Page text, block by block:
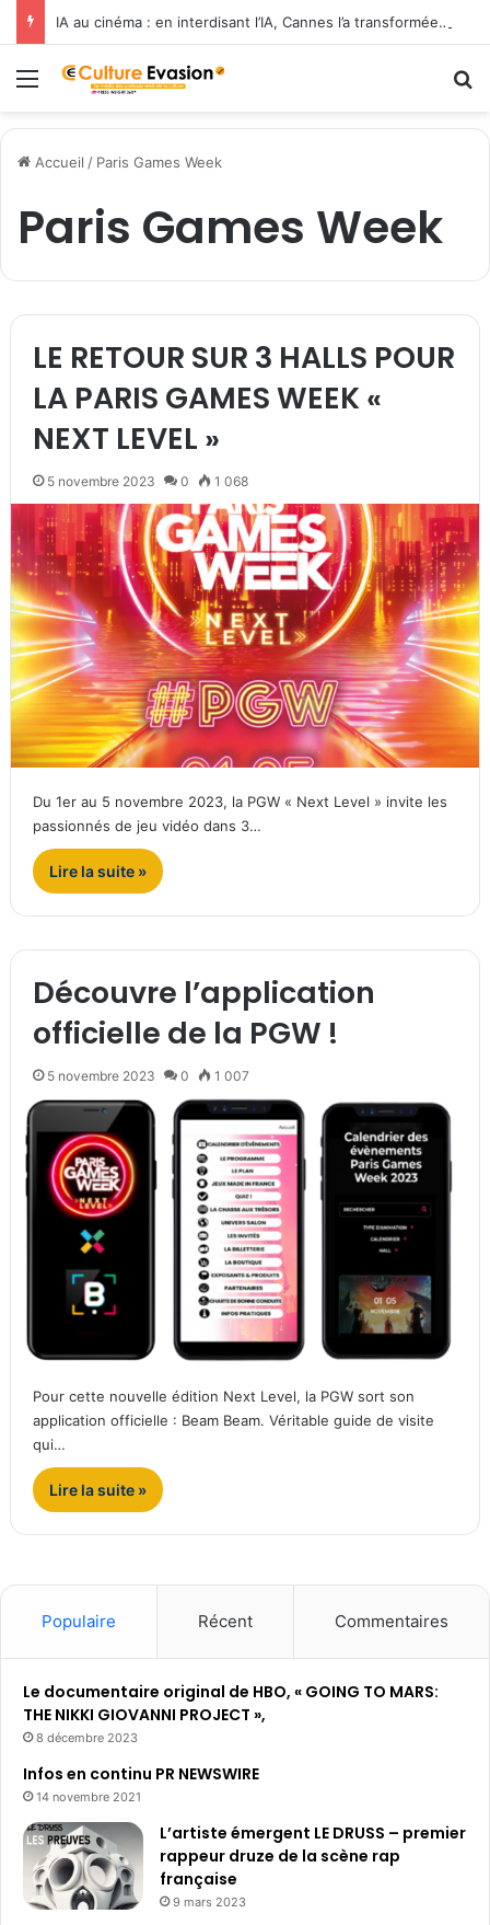
IA au cinéma : en interdisant l’IA, Cannes l’a transformée en label de luxe
Menu
Accueil / Paris Games Week
Paris Games Week
LE RETOUR SUR 3 HALLS POUR
LA PARIS GAMES WEEK «
NEXT LEVEL »
5 novembre 2023 0 1 068
Du 1er au 5 novembre 2023, la PGW « Next Level » invite les
passionnés de jeu vidéo dans 3…
Lire la suite »
Découvre l’application
officielle de la PGW !
5 novembre 2023 0 1 007
Pour cette nouvelle édition Next Level, la PGW sort son
application officielle : Beam Beam. Véritable guide de visite
qui…
Lire la suite »
Populaire Récent Commentaires
Le documentaire original de HBO, « GOING TO MARS:
THE NIKKI GIOVANNI PROJECT »,
8 décembre 2023
Infos en continu PR NEWSWIRE
14 novembre 2021
L’artiste émergent LE DRUSS – premier
rappeur druze de la scène rap
française
9 mars 2023